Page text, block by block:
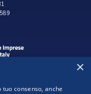
×
consenso, anche